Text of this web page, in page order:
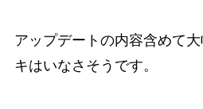
アップデートの内容含めて
キはいなさそうです。